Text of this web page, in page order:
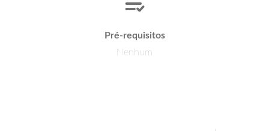
Pré-requisitos
Nenhum